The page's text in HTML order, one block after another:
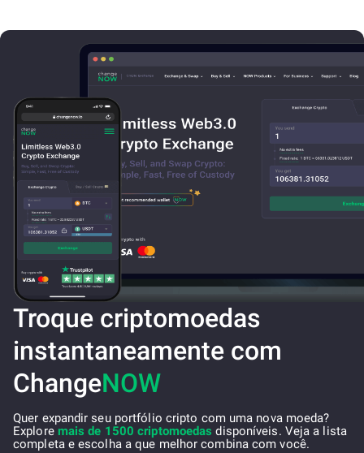
Troque criptomoedas
instantaneamente com
ChangeNOW
Quer expandir seu portfólio cripto com uma nova moeda?
Explore mais de 1500 criptomoedas disponíveis. Veja a lista
completa e escolha a que melhor combina com você.